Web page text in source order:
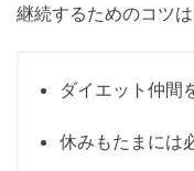
継続するためのコツ
ダイエット仲間
休みもたまには